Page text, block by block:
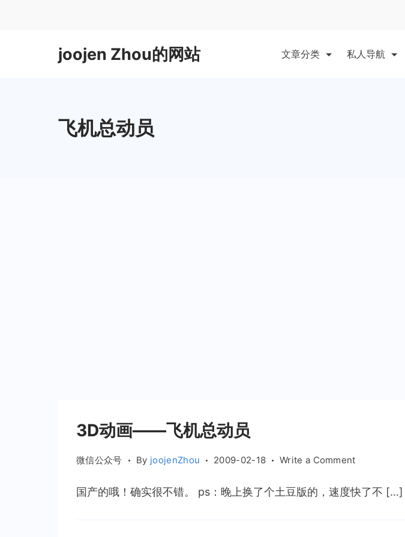
joojen Zhou的网站 文章分类 私人导航
飞机总动员
3D动画——飞机总动员
微信公众号 By joojenZhou 2009-02-18 Write a Commenton
动
国产的哦！确实很不错。 ps：晚上换了个土豆版的，速度快了不 […]